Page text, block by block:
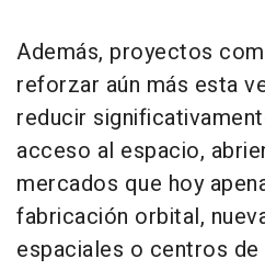
Además, proyectos
reforzar aún más esta
reducir
acceso al espacio,
mercados que hoy
fabricación orbital,
espaciales o centros